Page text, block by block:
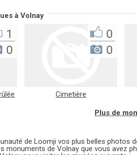
à Volnay
1
0
Cimetière
0
0
Plus de
de Loomji vos plus belles photos
monuments de Volnay que vous avez